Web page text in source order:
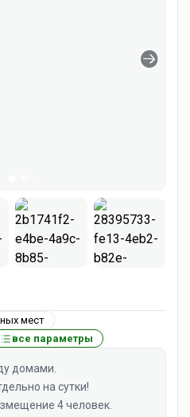
мест
все параметры
домами.
на сутки!
4 человек.